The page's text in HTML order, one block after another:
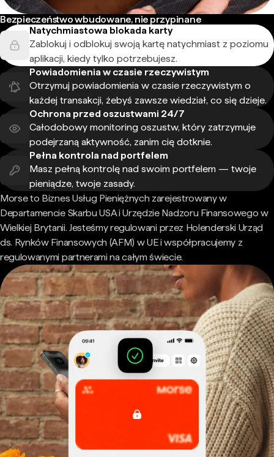
Bezpieczeństwo wbudowane, nie przypinane
Natychmiastowa blokada karty
Zablokuj i odblokuj swoją kartę natychmiast z poziomu
aplikacji, kiedy tylko potrzebujesz.
Powiadomienia w czasie rzeczywistym
Otrzymuj powiadomienia w czasie rzeczywistym o
każdej transakcji, żebyś zawsze wiedział, co się dzieje.
Ochrona przed oszustwami 24/7
Całodobowy monitoring oszustw, który zatrzymuje
podejrzaną aktywność, zanim cię dotknie.
Pełna kontrola nad portfelem
Masz pełną kontrolę nad swoim portfelem — twoje
pieniądze, twoje zasady.
Morse to Biznes Usług Pieniężnych zarejestrowany w
Departamencie Skarbu USA i Urzędzie Nadzoru Finansowego w
Wielkiej Brytanii. Jesteśmy regulowani przez Holenderski Urząd
ds. Rynków Finansowych (AFM) w UE i współpracujemy z
regulowanymi partnerami na całym świecie.